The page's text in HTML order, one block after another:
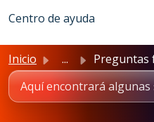
Centro de ayuda
Inicio ... Preguntas frecuentes sobre